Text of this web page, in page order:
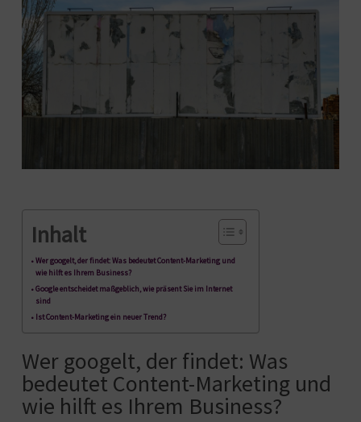
Inhalt
Wer googelt, der findet: Was bedeutet Content-Marketing und
wie hilft es Ihrem Business?
Google entscheidet maßgeblich, wie präsent Sie im Internet
sind
Ist Content-Marketing ein neuer Trend?
Wer googelt, der findet: Was
bedeutet Content-Marketing und
wie hilft es Ihrem Business?